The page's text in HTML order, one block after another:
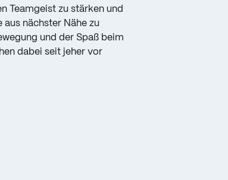
Teamgeist zu stärken und
nächster Nähe zu
und der Spaß beim
dabei seit jeher vor